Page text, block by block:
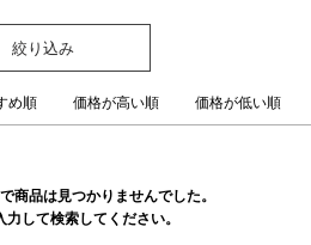
絞り込み
め順 価格が高い順 価格が低い順
商品は見つかりませんでした。
して検索してください。